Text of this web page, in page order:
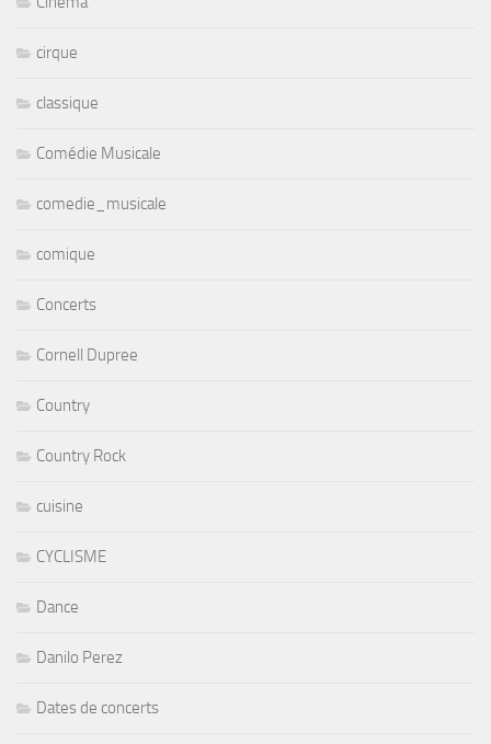
cirque
classique
Comédie Musicale
comedie_musicale
comique
Concerts
Cornell Dupree
Country
Country Rock
cuisine
CYCLISME
Dance
Danilo Perez
Dates de concerts